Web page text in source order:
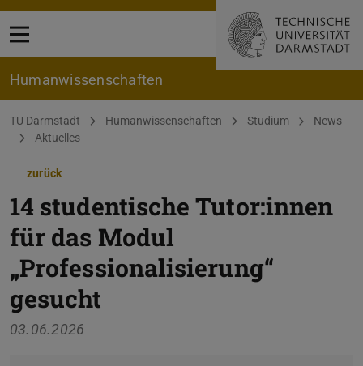
Menü öffnen
Human­wissenschaften
Sie befinden sich hier:
TU Darmstadt Humanwissenschaften Studium
News
Aktuelles
zurück
14 studentische Tutor:innen
für das Modul
„Professionalisierung“
gesucht
03.06.2026